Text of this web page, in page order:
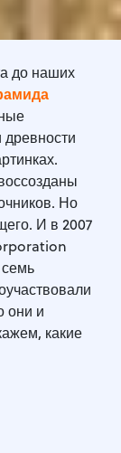
до наших
древности
Но
И в 2007
они и
какие